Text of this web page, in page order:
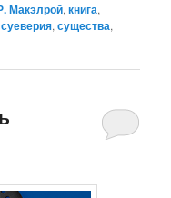
Макэлрой,книга,
суеверия,существа,